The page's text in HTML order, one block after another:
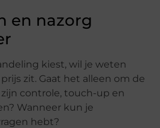
en nazorg
kiest, wil je weten
zit. Gaat het alleen om de
controle, touch-up en
Wanneer kun je
hebt?